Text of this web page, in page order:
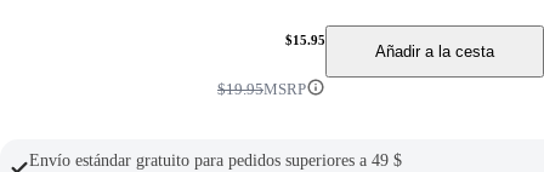
$15.95
$19.95MSRP
Añadir a la cesta
Envío estándar gratuito para pedidos superiores a 49 $